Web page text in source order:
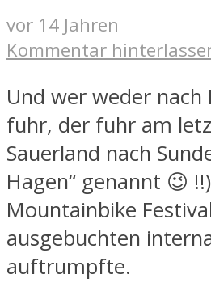
vor 14 Jahren
Kommentar
Und wer weder nach
fuhr, der fuhr am
Sauerland nach
Hagen“ genannt 😉
Mountainbike
ausgebuchten
auftrumpfte.